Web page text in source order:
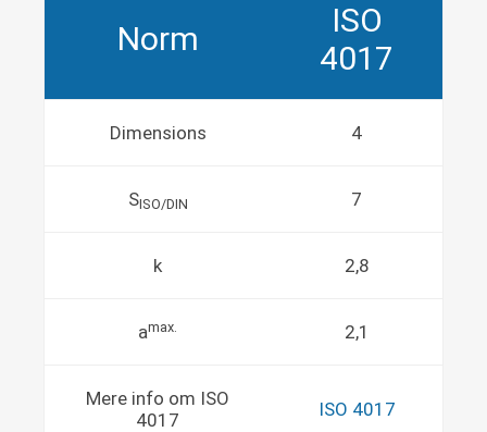
Norm
ISO
4017
Dimensions 4
SISO/DIN 7
k 2,8
amax. 2,1
Mere info om ISO
4017
ISO 4017